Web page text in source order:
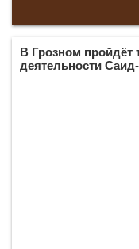
В Грозном пройдёт
деятельности